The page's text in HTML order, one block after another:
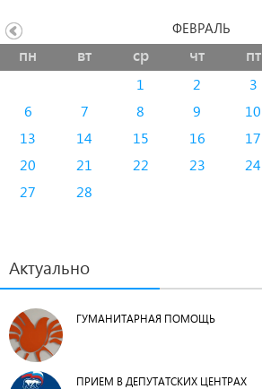
пн вт ср чт пт
1 2 3
6
7 8 9 10
13
14 15 16 17
20
21 22 23 24
27
28
ФЕВРАЛЬ
Актуально
ГУМАНИТАРНАЯ ПОМОЩЬ
ПРИЕМ В ДЕПУТАТСКИХ ЦЕНТРАХ